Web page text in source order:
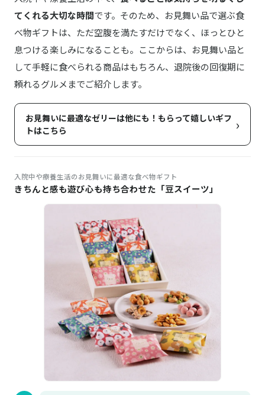
てくれる大切な時間です。そのため、お見舞い品で選ぶ食
べ物ギフトは、ただ空腹を満たすだけでなく、ほっとひと
息つける楽しみになることも。ここからは、お見舞い品と
して手軽に食べられる商品はもちろん、退院後の回復期に
頼れるグルメまでご紹介します。
お見舞いに最適なゼリーは他にも！もらって嬉しいギフ
トはこちら
›
入院中や療養生活のお見舞いに最適な食べ物ギフト
きちんと感も遊び心も持ち合わせた「豆スイーツ」